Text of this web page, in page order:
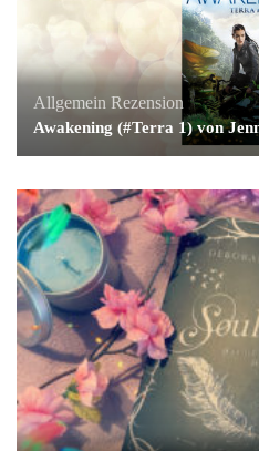
Allgemein Rezension
Awakening (#Terra 1) von